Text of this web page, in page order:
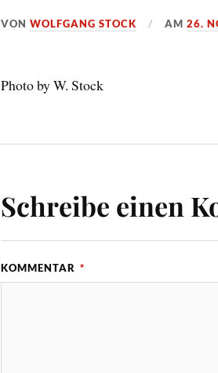
VONWOLFGANG STOCK AM26.
Photo by W. Stock
Schreibe einen
KOMMENTAR *